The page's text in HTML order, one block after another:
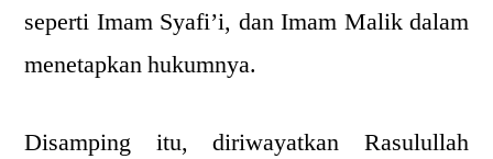
seperti Imam Syafi’i, dan Imam Malik dalam
menetapkan hukumnya.
Disamping itu, diriwayatkan Rasulullah